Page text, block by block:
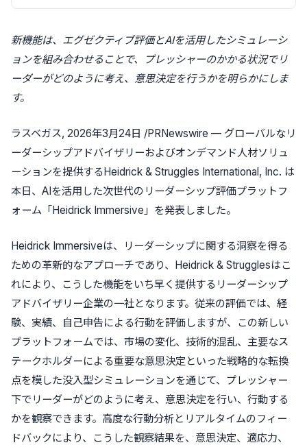
新機能は、エグゼクティブ評価とAIを活用したシミュレーシ
ョンを組み合わせることで、プレッシャーのかかる状況でリ
ーダーがどのように考え、意思決定を行うかを明らかにしま
す。
ラスベガス, 2026年3月24日 /PRNewswire — グローバルなリ
ーダーシップアドバイザリーおよびオンデマンド人材ソリュ
ーションを提供するHeidrick & Struggles International, Inc. は
本日、AIを活用した次世代のリーダーシップ評価プラットフ
ォーム「Heidrick Immersive」を発表しました。
Heidrick Immersiveは、リーダーシップに関する洞察を得る
ための革新的なアプローチであり、Heidrick & Strugglesはこ
れにより、こうした機能をいち早く提供するリーダーシップ
アドバイザリー企業の一社となります。従来の評価では、経
験、実績、自己申告による行動を評価しますが、この新しい
プラットフォームでは、市場の変化、技術的混乱、主要なス
テークホルダーによる重要な意思決定といった戦略的な転換
点を模した没入型シミュレーションを通じて、プレッシャー
下でリーダーがどのように考え、意思決定を行い、行動する
かを観察できます。高度な行動分析とリアルタイムのフィー
ドバックにより、こうした観察結果を、意思決定、適応力、